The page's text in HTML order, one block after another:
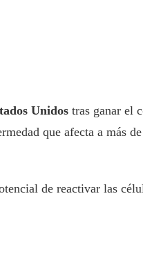
Unidos tras ganar el
que afecta a más
de reactivar las